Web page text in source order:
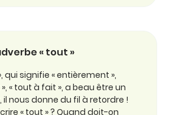
« tout »
qui signifie « entièrement »,
« tout à fait », a beau être un
il nous donne du fil à retordre !
« tout » ? Quand doit-on